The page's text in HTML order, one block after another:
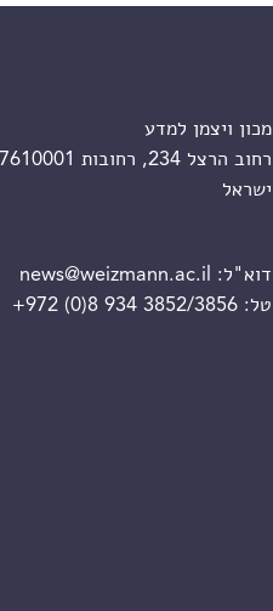
מכון ויצמן למדע
רחוב הרצל 234, רחובות 7610001
ישראל
דוא"ל:
news@weizmann.ac.il
טל:+972 (0)8 934 3852/3856